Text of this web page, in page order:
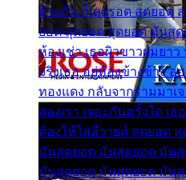
ด้วยกัน ก็เลยรอด สุดยอด
ยอด สุดยอด สุดยอด มันสุ
ห้องเช่า เธอผิวขาวผมยา
จริงเธอ อยู่ห้องข้างข้าง อ
ทองแดง กลับจากรามมาเ
สองเรา เจอะกันครั้งใด เ
ต้องให้ใส่ลีวายส์ สุดยอด
มันสุดยอด มันสุดยอด มัน
มันสุดยอด มันสุดยอด มัน